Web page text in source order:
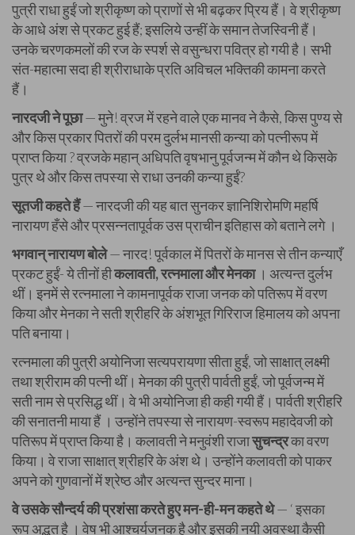
पुत्री राधा हुईं जो श्रीकृष्ण को प्राणों से भी बढ़कर प्रिय हैं। वे श्रीकृष्ण
के आधे अंश से प्रकट हुई हैं; इसलिये उन्हीं के समान तेजस्विनी हैं।
उनके चरणकमलों की रज के स्पर्श से वसुन्धरा पवित्र हो गयी है। सभी
संत-महात्मा सदा ही श्रीराधाके प्रति अविचल भक्तिकी कामना करते
हैं।
नारदजी ने पूछा— मुने! व्रज में रहने वाले एक मानव ने कैसे, किस पुण्य से
और किस प्रकार पितरों की परम दुर्लभ मानसी कन्या को पत्नीरूप में
प्राप्त किया ? व्रजके महान् अधिपति वृषभानु पूर्वजन्म में कौन थे किसके
पुत्र थे और किस तपस्या से राधा उनकी कन्या हुईं?
सूतजी कहते हैं— नारदजी की यह बात सुनकर ज्ञानिशिरोमणि महर्षि
नारायण हँसे और प्रसन्नतापूर्वक उस प्राचीन इतिहास को बताने लगे ।
भगवान् नारायण बोले— नारद! पूर्वकाल में पितरों के मानस से तीन कन्याएँ
प्रकट हुईं- ये तीनों हीकलावती, रत्नमाला और मेनका। अत्यन्त दुर्लभ
थीं। इनमें से रत्नमाला ने कामनापूर्वक राजा जनक को पतिरूप में वरण
किया और मेनका ने सती श्रीहरि के अंशभूत गिरिराज हिमालय को अपना
पति बनाया।
रत्नमाला की पुत्री अयोनिजा सत्यपरायणा सीता हुईं, जो साक्षात् लक्ष्मी
तथा श्रीराम की पत्नी थीं। मेनका की पुत्री पार्वती हुईं, जो पूर्वजन्म में
सती नाम से प्रसिद्ध थीं। वे भी अयोनिजा ही कही गयी हैं। पार्वती श्रीहरि
की सनातनी माया हैं । उन्होंने तपस्या से नारायण-स्वरूप महादेवजी को
पतिरूप में प्राप्त किया है। कलावती ने मनुवंशी राजासुचन्द्रका वरण
किया। वे राजा साक्षात् श्रीहरि के अंश थे। उन्होंने कलावती को पाकर
अपने को गुणवानों में श्रेष्ठ और अत्यन्त सुन्दर माना।
वे उसके सौन्दर्य की प्रशंसा करते हुए मन-ही-मन कहते थे— ‘ इसका
रूप अद्भुत है । वेष भी आश्चर्यजनक है और इसकी नयी अवस्था कैसी